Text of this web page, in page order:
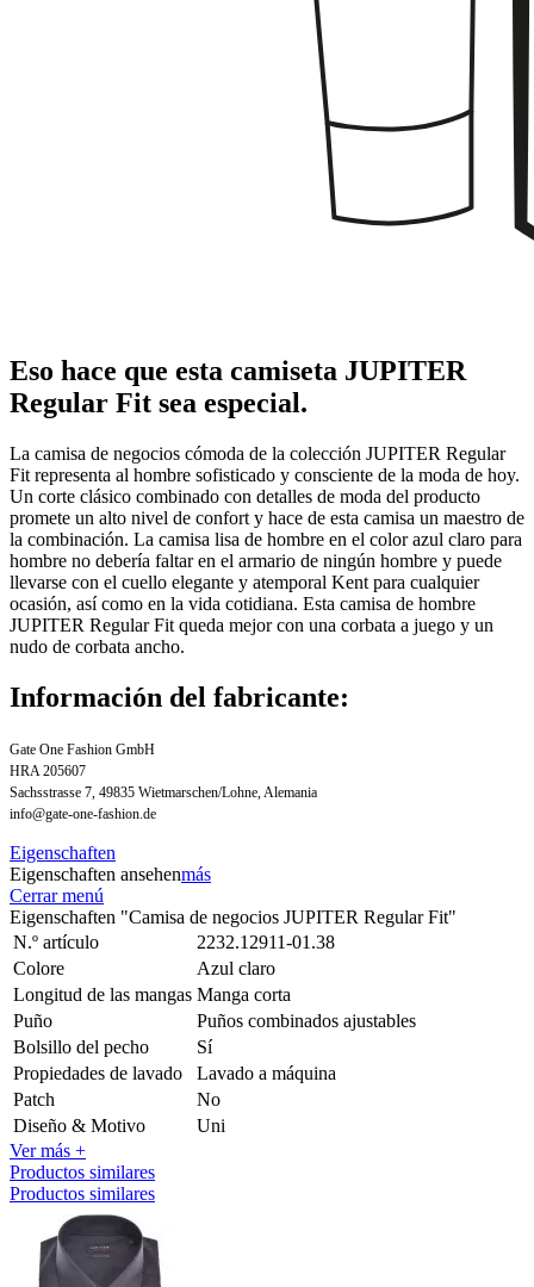
Eso hace que esta camiseta JUPITER
Regular Fit sea especial.
La camisa de negocios cómoda de la colección JUPITER Regular
Fit representa al hombre sofisticado y consciente de la moda de hoy.
Un corte clásico combinado con detalles de moda del producto
promete un alto nivel de confort y hace de esta camisa un maestro de
la combinación. La camisa lisa de hombre en el color azul claro para
hombre no debería faltar en el armario de ningún hombre y puede
llevarse con el cuello elegante y atemporal Kent para cualquier
ocasión, así como en la vida cotidiana. Esta camisa de hombre
JUPITER Regular Fit queda mejor con una corbata a juego y un
nudo de corbata ancho.
Información del fabricante:
Gate One Fashion GmbH
HRA 205607
Sachsstrasse 7, 49835 Wietmarschen/Lohne, Alemania
info@gate-one-fashion.de
Eigenschaften
Eigenschaften ansehenmás
Cerrar menú
Eigenschaften "Camisa de negocios JUPITER Regular Fit"
N.º artículo
2232.12911-01.38
Colore
Azul claro
Longitud de las mangas Manga corta
Puño
Puños combinados ajustables
Bolsillo del pecho
Sí
Propiedades de lavado
Lavado a máquina
Patch
No
Diseño & Motivo
Uni
Ver más +
Productos similares
Productos similares